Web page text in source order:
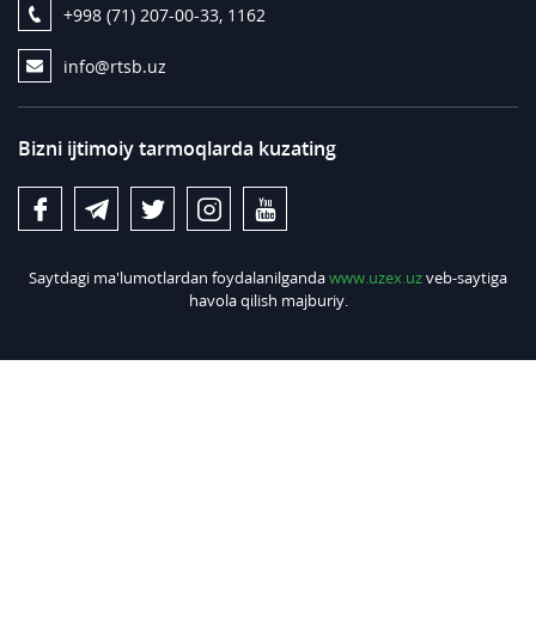
+998 (71) 207-00-33, 1162
info@rtsb.uz
Bizni ijtimoiy tarmoqlarda kuzating
Saytdagi ma'lumotlardan foydalanilgandawww.uzex.uzveb-saytiga
havola qilish majburiy.